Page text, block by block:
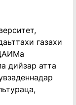
газахи
дийзар атта